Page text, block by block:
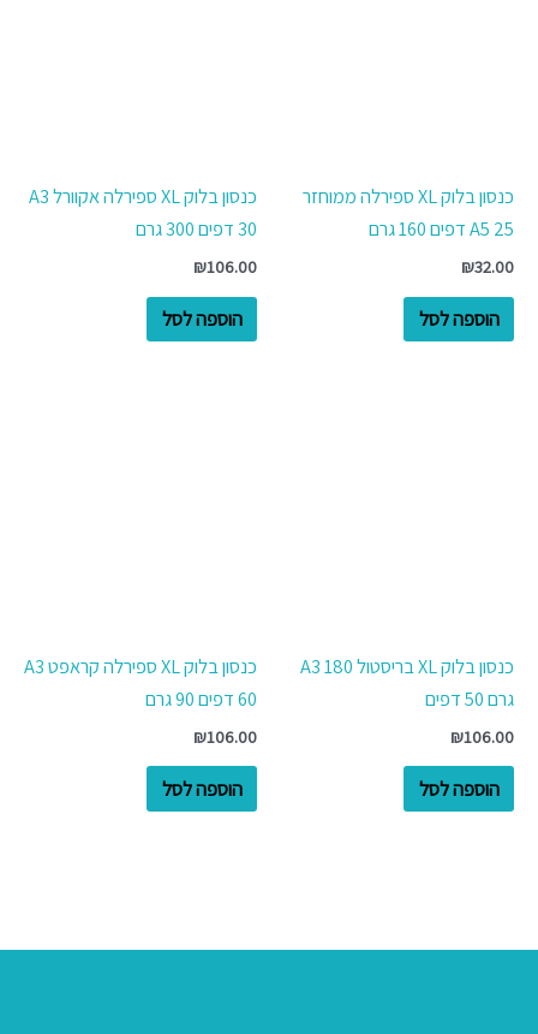
כנסון בלוק XL ספירלה ממוחזר
A5 25 דפים 160 גרם
₪32.00
הוספה לסל
כנסון בלוק XL ספירלה אקוורל A3
30 דפים 300 גרם
₪106.00
הוספה לסל
כנסון בלוק XL בריסטול A3 180
גרם 50 דפים
₪106.00
הוספה לסל
כנסון בלוק XL ספירלה קראפט A3
60 דפים 90 גרם
₪106.00
הוספה לסל